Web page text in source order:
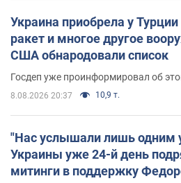
Украина приобрела у
ракет и многое другое
США обнародовали список
Госдеп уже проинформировал об
8.08.2026 20:37 10,9 т.
"Нас услышали лишь одним
Украины уже 24-й день
митинги в поддержку